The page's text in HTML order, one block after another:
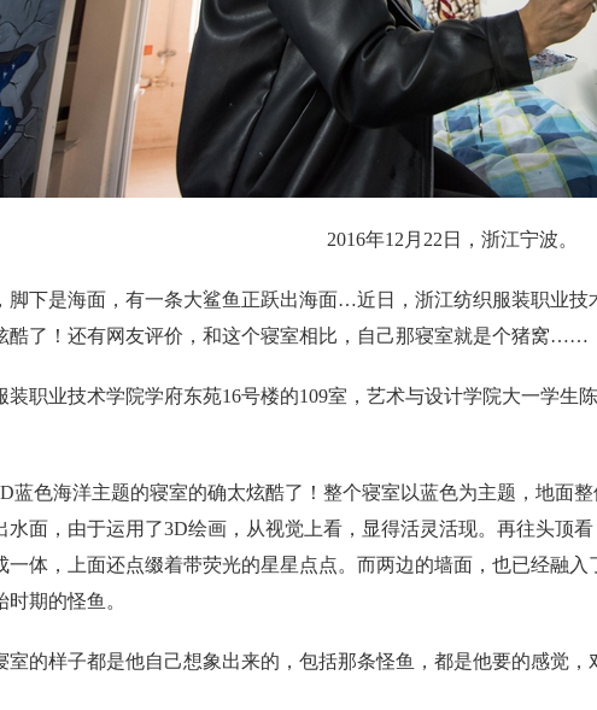
2016年12月22日，浙江宁波。
脚下是海面，有一条大鲨鱼正跃出海面…近日，浙江纺织服装职业
酷了！还有网友评价，和这个寝室相比，自己那寝室就是个猪窝……
装职业技术学院学府东苑16号楼的109室，艺术与设计学院大一学生
蓝色海洋主题的寝室的确太炫酷了！整个寝室以蓝色为主题，地面
水面，由于运用了3D绘画，从视觉上看，显得活灵活现。再往头顶
一体，上面还点缀着带荧光的星星点点。而两边的墙面，也已经融
期的怪鱼。
室的样子都是他自己想象出来的，包括那条怪鱼，都是他要的感觉，